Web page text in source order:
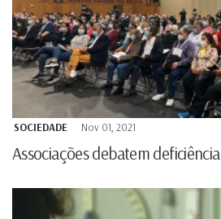
SOCIEDADE Nov 01, 2021
Associações debatem deficiência